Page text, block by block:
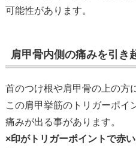
可能性があります。
肩甲骨内側の痛みを引き
首のつけ根や肩甲骨の上の方
この肩甲挙筋のトリガーポイ
痛みが出る事があります。
×印がトリガーポイントで赤